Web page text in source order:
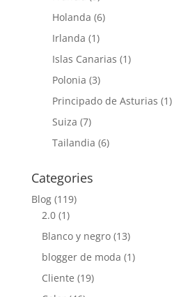
Holanda (6)
Irlanda (1)
Islas Canarias (1)
Polonia (3)
Principado de Asturias (1)
Suiza (7)
Tailandia (6)
Categories
Blog(119)
2.0(1)
Blanco y negro(13)
blogger de moda (1)
Cliente (19)